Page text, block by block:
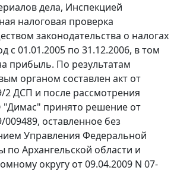
дела, Инспекцией
налоговая проверка
законодательства о налогах
с 01.01.2005 по 31.12.2006, в том
прибыль. По результатам
органом составлен акт от
2 ДСП и после рассмотрения
принято решение от
009489, оставленное без
Управления Федеральной
по Архангельской области и
округу от 09.04.2009 N 07-